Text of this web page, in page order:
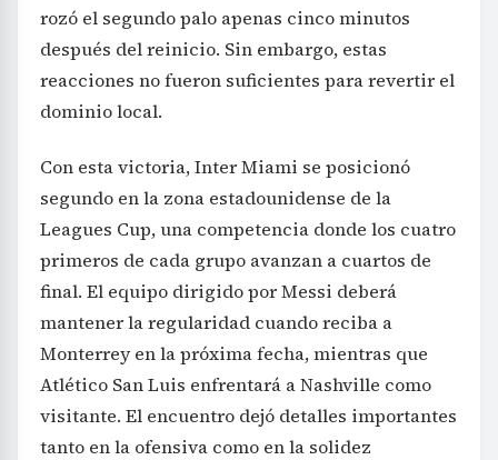
rozó el segundo palo apenas cinco minutos
después del reinicio. Sin embargo, estas
reacciones no fueron suficientes para revertir el
dominio local.
Con esta victoria, Inter Miami se posicionó
segundo en la zona estadounidense de la
Leagues Cup, una competencia donde los cuatro
primeros de cada grupo avanzan a cuartos de
final. El equipo dirigido por Messi deberá
mantener la regularidad cuando reciba a
Monterrey en la próxima fecha, mientras que
Atlético San Luis enfrentará a Nashville como
visitante. El encuentro dejó detalles importantes
tanto en la ofensiva como en la solidez